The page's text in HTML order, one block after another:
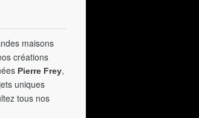
maisons
créations
Pierre Frey,
uniques
tous nos